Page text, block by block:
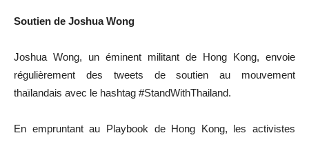
Soutien de Joshua Wong
Joshua Wong, un éminent militant de Hong Kong, envoie
régulièrement des tweets de soutien au mouvement
thaïlandais avec le hashtag #StandWithThailand.
En empruntant au Playbook de Hong Kong, les activistes